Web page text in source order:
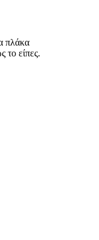
πλάκα
το είπες.